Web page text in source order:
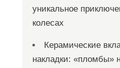
уникальное
колесах
Керамические
накладки: «пломбы»